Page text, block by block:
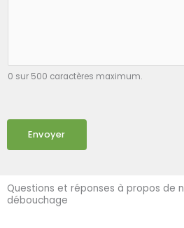
0 sur 500 caractères maximum.
Envoyer
Questions et réponses à propos de
débouchage